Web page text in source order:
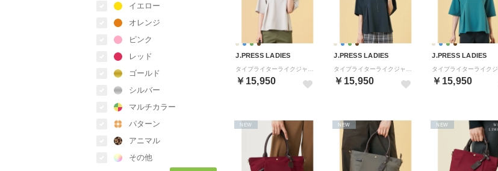
イエロー
オレンジ
ピンク
レッド
ゴールド
シルバー
マルチカラー
パターン
アニマル
その他
J.PRESS LADIES
￥15,950
J.PRESS LADIES
￥15,950
J.PRESS LADIES
￥15,950
NEW NEW NEW